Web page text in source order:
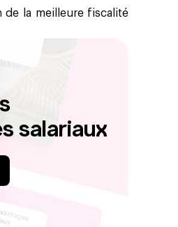
de la meilleure fiscalité
salariaux